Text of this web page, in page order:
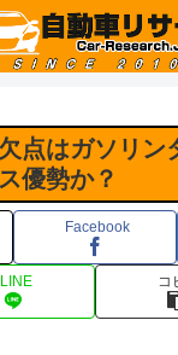
点はガソリン
優勢か？
Facebook
LINE コ